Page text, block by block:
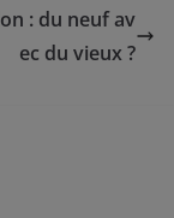
: du neuf av
ec du vieux ?